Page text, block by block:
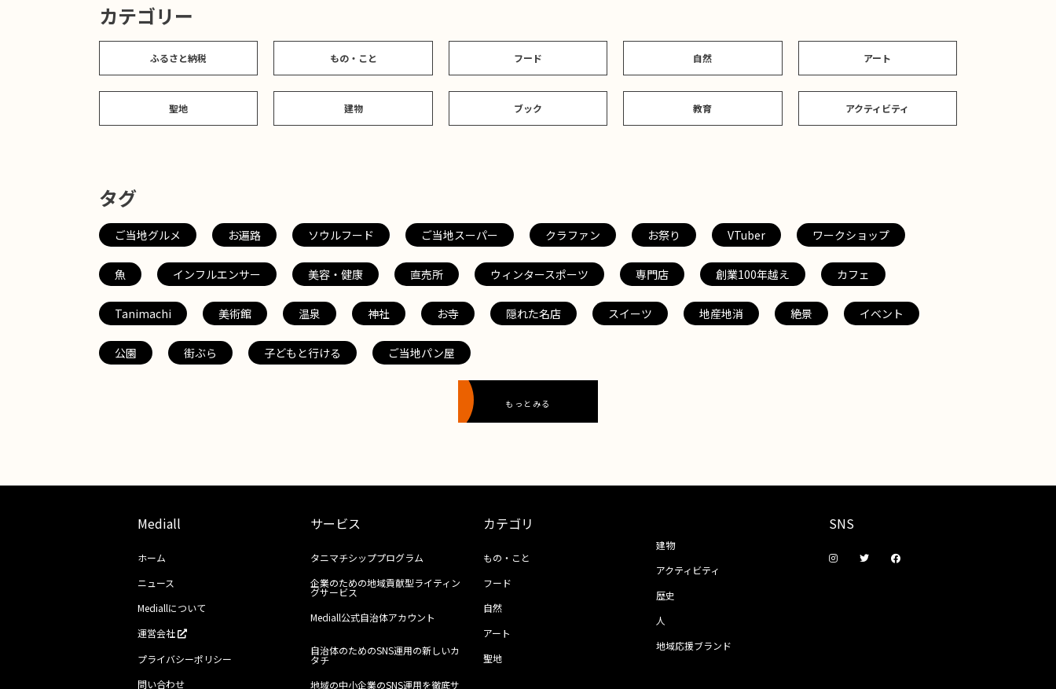
カテゴリー
ふるさと納税 もの・こと フード 自然 アート
聖地 建物 ブック 教育 アクティビティ
タグ
ご当地グルメ お遍路 ソウルフード ご当地スーパー クラファン お祭り VTuber ワークショップ
魚 インフルエンサー 美容・健康 直売所 ウィンタースポーツ 専門店 創業100年越え カフェ
Tanimachi 美術館 温泉 神社 お寺 隠れた名店 スイーツ 地産地消 絶景 イベント
公園 街ぶら 子どもと行ける ご当地パン屋
もっとみる
Mediall
ホーム
ニュース
Mediallについて
運営会社
プライバシーポリシー
問い合わせ
サービス
タニマチシッププログラム
企業のための地域貢献型ライティン
グサービス
Mediall公式自治体アカウント
自治体のためのSNS運用の新しいカ
タチ
地域の中小企業のSNS運用を徹底サ
カテゴリ
もの・こと
フード
自然
アート
聖地
建物
アクティビティ
歴史
人
地域応援ブランド
SNS